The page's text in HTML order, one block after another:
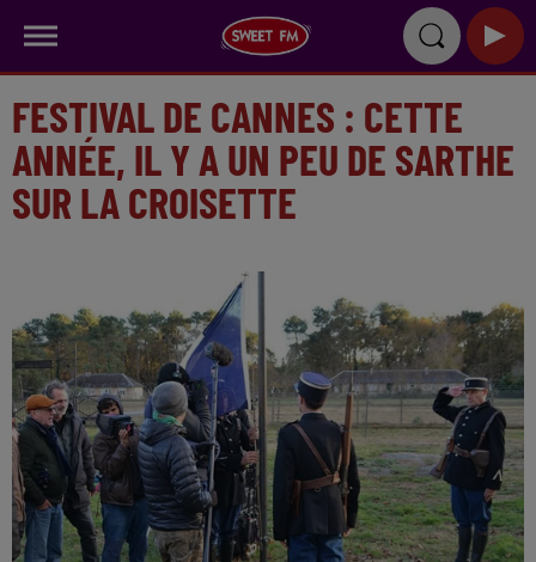
FESTIVAL DE CANNES : CETTE
ANNÉE, IL Y A UN PEU DE SARTHE
SUR LA CROISETTE